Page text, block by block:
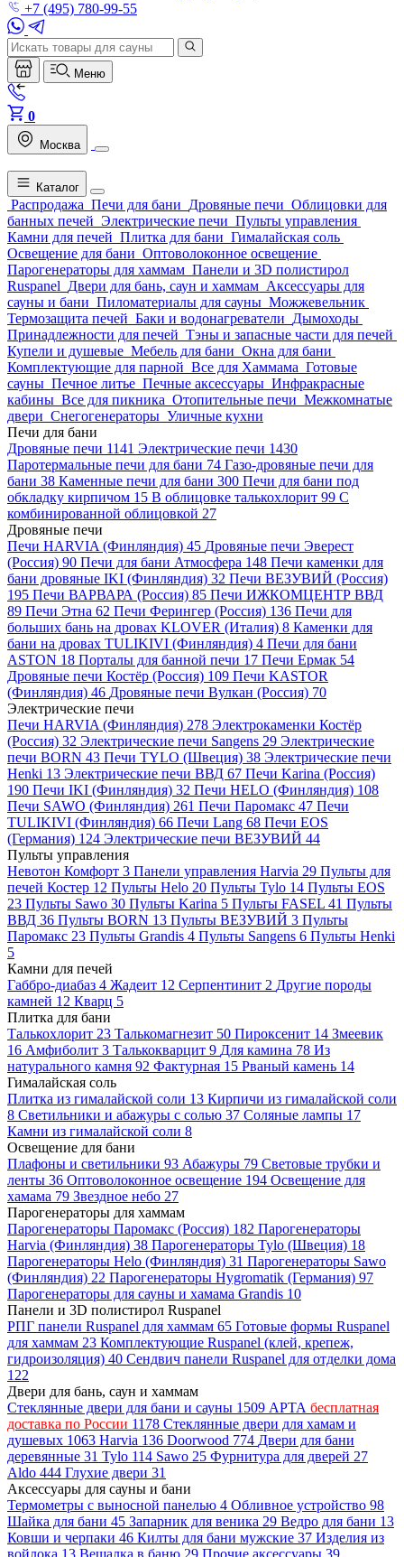
+7 (495) 780-99-55
Меню
0
Москва
Каталог
Распродажа Печи для бани Дровяные печи Облицовки для
банных печей Электрические печи Пульты управления
Камни для печей Плитка для бани Гималайская соль
Освещение для бани Оптоволоконное освещение
Парогенераторы для хаммам Панели и 3D полистирол
Ruspanel Двери для бань, саун и хаммам Аксессуары для
сауны и бани Пиломатериалы для сауны Можжевельник
Термозащита печей Баки и водонагреватели Дымоходы
Принадлежности для печей Тэны и запасные части для печей
Купели и душевые Мебель для бани Окна для бани
Комплектующие для парной Все для Хаммама Готовые
сауны Печное литье Печные аксессуары Инфракрасные
кабины Все для пикника Отопительные печи Межкомнатые
двери Снегогенераторы Уличные кухни
Печи для бани
Дровяные печи 1141 Электрические печи 1430
Паротермальные печи для бани 74 Газо-дровяные печи для
бани 38 Каменные печи для бани 300 Печи для бани под
обкладку кирпичом 15 В облицовке талькохлорит 99 С
комбинированной облицовкой 27
Дровяные печи
Печи HARVIA (Финляндия) 45 Дровяные печи Эверест
(Россия) 90 Печи для бани Атмосфера 148 Печи каменки для
бани дровяные IKI (Финляндия) 32 Печи ВЕЗУВИЙ (Россия)
195 Печи ВАРВАРА (Россия) 85 Печи ИЖКОМЦЕНТР ВВД
89 Печи Этна 62 Печи Ферингер (Россия) 136 Печи для
больших бань на дровах KLOVER (Италия) 8 Каменки для
бани на дровах TULIKIVI (Финляндия) 4 Печи для бани
ASTON 18 Порталы для банной печи 17 Печи Ермак 54
Дровяные печи Костёр (Россия) 109 Печи KASTOR
(Финляндия) 46 Дровяные печи Вулкан (Россия) 70
Электрические печи
Печи HARVIA (Финляндия) 278 Электрокаменки Костёр
(Россия) 32 Электрические печи Sangens 29 Электрические
печи BORN 43 Печи TYLO (Швеция) 38 Электрические печи
Henki 13 Электрические печи ВВД 67 Печи Karina (Россия)
190 Печи IKI (Финляндия) 32 Печи HELO (Финляндия) 108
Печи SAWO (Финляндия) 261 Печи Паромакс 47 Печи
TULIKIVI (Финляндия) 66 Печи Lang 68 Печи EOS
(Германия) 124 Электрические печи ВЕЗУВИЙ 44
Пульты управления
Невотон Комфорт 3 Панели управления Harvia 29 Пульты для
печей Костер 12 Пульты Helo 20 Пульты Tylo 14 Пульты EOS
23 Пульты Sawo 30 Пульты Karina 5 Пульты FASEL 41 Пульты
ВВД 36 Пульты BORN 13 Пульты ВЕЗУВИЙ 3 Пульты
Паромакс 23 Пульты Grandis 4 Пульты Sangens 6 Пульты Henki
5
Камни для печей
Габбро-диабаз 4 Жадеит 12 Серпентинит 2 Другие породы
камней 12 Кварц 5
Плитка для бани
Талькохлорит 23 Талькомагнезит 50 Пироксенит 14 Змеевик
16 Амфиболит 3 Талькокварцит 9 Для камина 78 Из
натурального камня 92 Фактурная 15 Рваный камень 14
Гималайская соль
Плитка из гималайской соли 13 Кирпичи из гималайской соли
8 Светильники и абажуры с солью 37 Соляные лампы 17
Камни из гималайской соли 8
Освещение для бани
Плафоны и светильники 93 Абажуры 79 Световые трубки и
ленты 36 Оптоволоконное освещение 194 Освещение для
хамама 79 Звездное небо 27
Парогенераторы для хаммам
Парогенераторы Паромакс (Россия) 182 Парогенераторы
Harvia (Финляндия) 38 Парогенераторы Tylo (Швеция) 18
Парогенераторы Helo (Финляндия) 31 Парогенераторы Sawo
(Финляндия) 22 Парогенераторы Hygromatik (Германия) 97
Парогенераторы для сауны и хамама Grandis 10
Панели и 3D полистирол Ruspanel
РПГ панели Ruspanel для хаммам 65 Готовые формы Ruspanel
для хаммам 23 Комплектующие Ruspanel (клей, крепеж,
гидроизоляция) 40 Сендвич панели Ruspanel для отделки дома
122
Двери для бань, саун и хаммам
Стеклянные двери для бани и сауны 1509 АРТА бесплатная
доставка по России 1178 Стеклянные двери для хамам и
душевых 1063 Harvia 136 Doorwood 774 Двери для бани
деревянные 31 Tylo 114 Sawo 25 Фурнитура для дверей 27
Aldo 444 Глухие двери 31
Аксессуары для сауны и бани
Термометры с выносной панелью 4 Обливное устройство 98
Шайка для бани 45 Запарник для веника 29 Ведро для бани 13
Ковши и черпаки 46 Килты для бани мужские 37 Изделия из
войлока 13 Вешалка в баню 29 Прочие аксессуары 39